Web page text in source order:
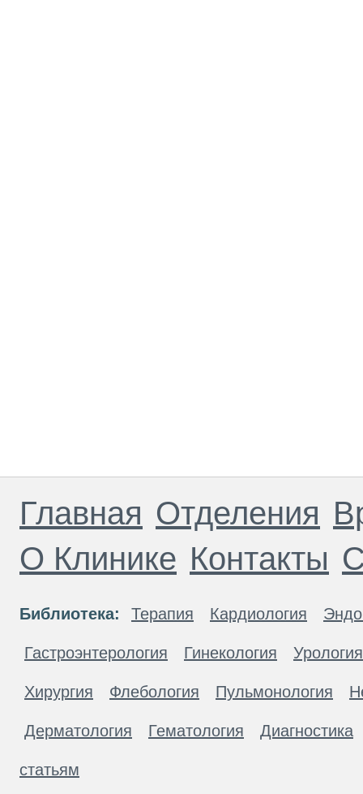
Главная Отделения
О Клинике Контакты
Библиотека: Терапия Кардиология
Гастроэнтерология Гинекология Урология
Хирургия Флебология Пульмонология
Дерматология Гематология Диагностика
статьям